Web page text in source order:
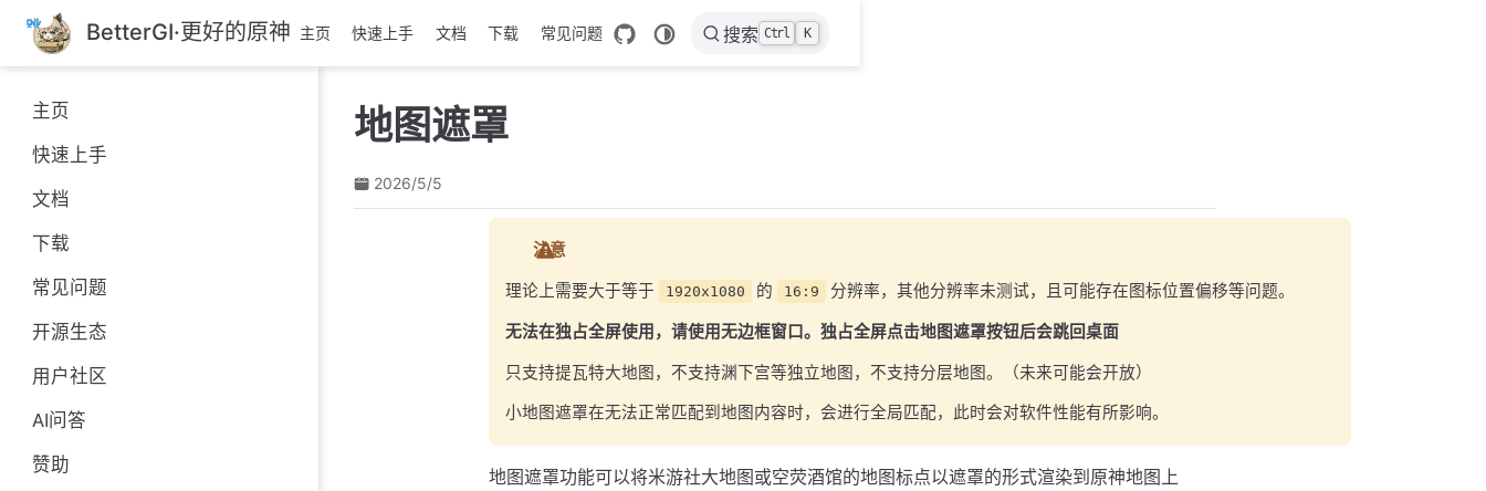
跳
至
主
要
內
容
BetterGI·更好的原神 主页 快速上手 文档 下载 常见问题 搜索 Ctrl K
主页
快速上手
文档
下载
常见问题
开源生态
用户社区
AI问答
赞助
地图遮罩
2026/5/5
注意
理论上需要大于等于 1920x1080 的 16:9 分辨率，其他分辨率未测试，且可能存在图标位置偏移等问题。
无法在独占全屏使用，请使用无边框窗口。独占全屏点击地图遮罩按钮后会跳回桌面
只支持提瓦特大地图，不支持渊下宫等独立地图，不支持分层地图。（未来可能会开放）
小地图遮罩在无法正常匹配到地图内容时，会进行全局匹配，此时会对软件性能有所影响。
地图遮罩功能可以将米游社大地图或空荧酒馆的地图标点以遮罩的形式渲染到原神地图上